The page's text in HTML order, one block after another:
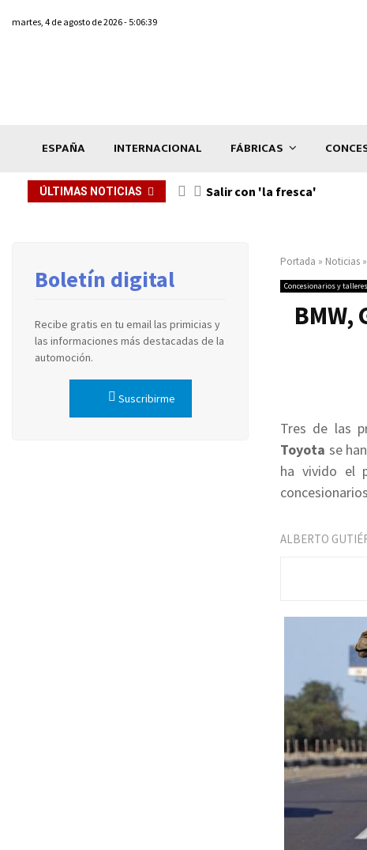
martes, 4 de agosto de 2026 - 5:06:39
ESPAÑA INTERNACIONAL FÁBRICAS
ÚLTIMAS NOTICIAS Salir con 'la fresca'
Portada » Noticias »
Concesionarios y talleres
BMW,
Tres de las
Toyota se
ha vivido el
ALBERTO
Boletín digital
Recibe gratis en tu email las primicias y
las informaciones más destacadas de la
automoción.
Suscribirme